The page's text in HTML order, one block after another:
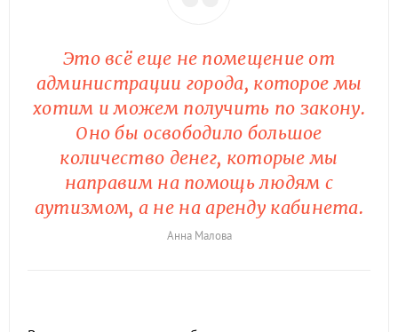
Это всё еще не помещение от
администрации города, которое мы
хотим и можем получить по закону.
Оно бы освободило большое
количество денег, которые мы
направим на помощь людям с
аутизмом, а не на аренду кабинета.
Анна Малова